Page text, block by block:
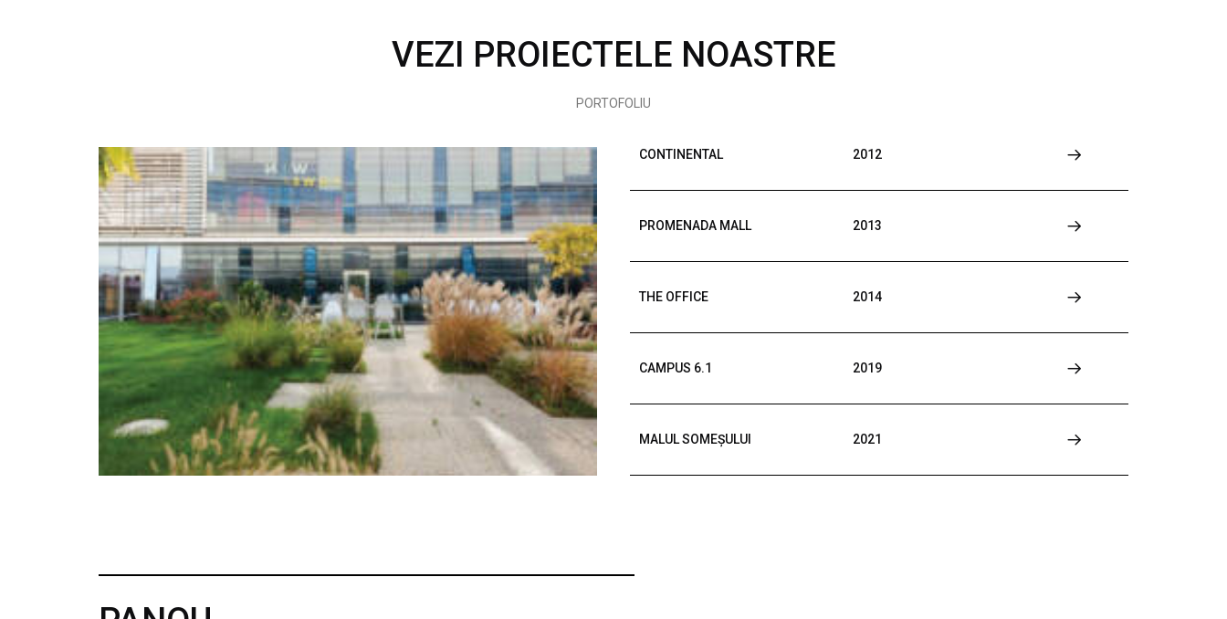
VEZI PROIECTELE NOASTRE
PORTOFOLIU
CONTINENTAL 2012
PROMENADA MALL 2013
THE OFFICE 2014
CAMPUS 6.1 2019
MALUL SOMEȘULUI 2021